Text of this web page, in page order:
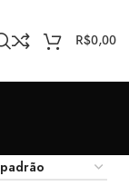
R$0,00